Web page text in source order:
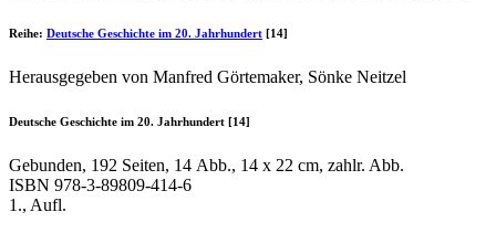
Reihe: Deutsche Geschichte im 20. Jahrhundert [14]
Herausgegeben von Manfred Görtemaker, Sönke Neitzel
Deutsche Geschichte im 20. Jahrhundert [14]
Gebunden, 192 Seiten, 14 Abb., 14 x 22 cm, zahlr. Abb.
ISBN 978-3-89809-414-6
1., Aufl.